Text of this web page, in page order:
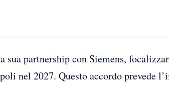
sua partnership con Siemens,
nel 2027. Questo accordo prevede